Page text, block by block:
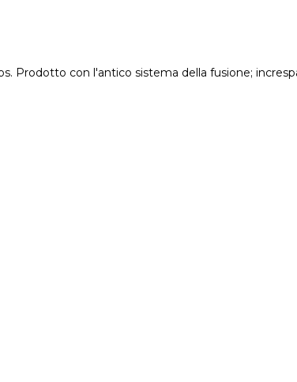
Prodotto con l'antico sistema della fusione;